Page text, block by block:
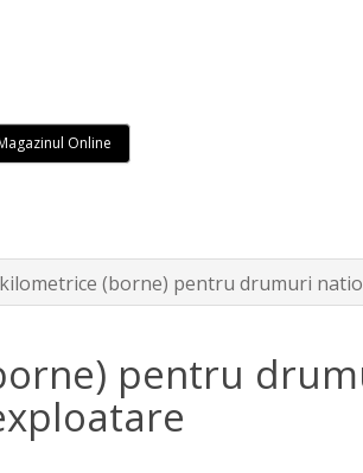
Online
(borne) pentru drumuri
pentru